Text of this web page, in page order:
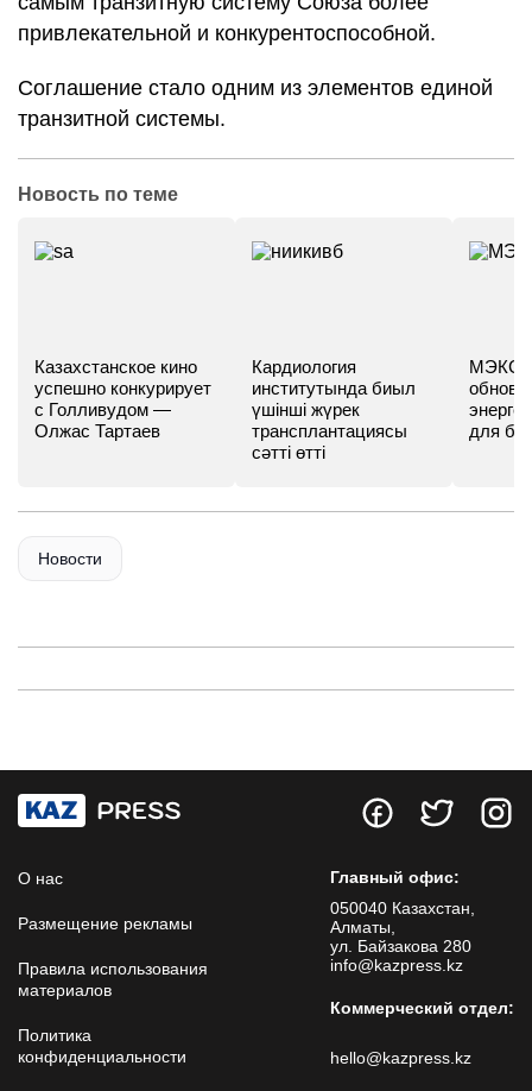
привлекательной и конкурентоспособной.
Соглашение стало одним из элементов единой
транзитной системы.
Новость по теме
Казахстанское кино
успешно конкурирует
с Голливудом —
Олжас Тартаев
Кардиология
институтында биыл
үшінші жүрек
трансплантациясы
сәтті өтті
МЭКС -
для
Новости
О нас
Размещение рекламы
Правила использования
материалов
Политика
конфиденциальности
Главный офис:
050040 Казахстан,
Алматы,
ул. Байзакова 280
info@kazpress.kz
Коммерческий отдел:
hello@kazpress.kz